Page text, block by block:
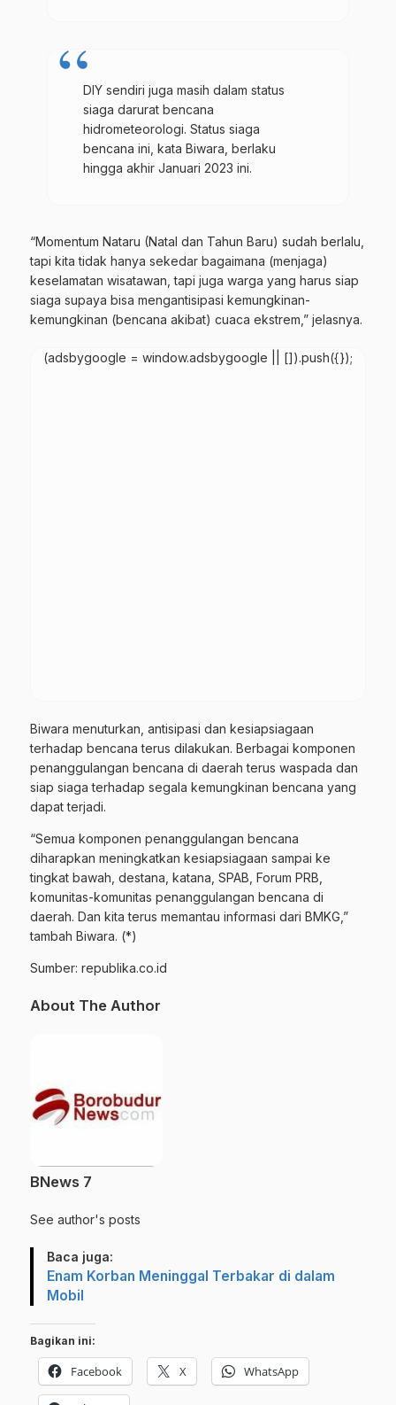
DIY sendiri juga masih dalam status
siaga darurat bencana
hidrometeorologi. Status siaga
bencana ini, kata Biwara, berlaku
hingga akhir Januari 2023 ini.
“Momentum Nataru (Natal dan Tahun Baru) sudah berlalu,
tapi kita tidak hanya sekedar bagaimana (menjaga)
keselamatan wisatawan, tapi juga warga yang harus siap
siaga supaya bisa mengantisipasi kemungkinan-
kemungkinan (bencana akibat) cuaca ekstrem,” jelasnya.
(adsbygoogle = window.adsbygoogle || []).push({});
Biwara menuturkan, antisipasi dan kesiapsiagaan
terhadap bencana terus dilakukan. Berbagai komponen
penanggulangan bencana di daerah terus waspada dan
siap siaga terhadap segala kemungkinan bencana yang
dapat terjadi.
“Semua komponen penanggulangan bencana
diharapkan meningkatkan kesiapsiagaan sampai ke
tingkat bawah, destana, katana, SPAB, Forum PRB,
komunitas-komunitas penanggulangan bencana di
daerah. Dan kita terus memantau informasi dari BMKG,”
tambah Biwara. (*)
Sumber: republika.co.id
About The Author
BNews 7
See author's posts
Baca juga:
Enam Korban Meninggal Terbakar di dalam
Mobil
Bagikan ini:
Facebook X WhatsApp